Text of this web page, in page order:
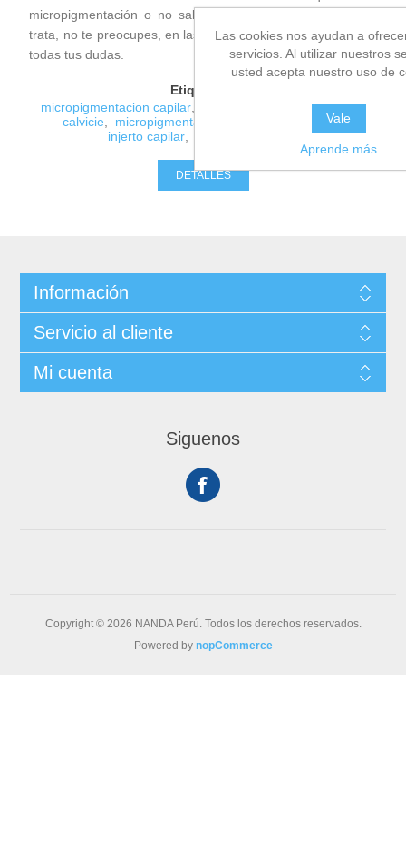
micropigmentación o no sabes a ciencia cierta de lo que
trata, no te preocupes, en las próximas líneas resolveremos
todas tus dudas.
Etiquetas:
micropigmentacion capilar
alopecia,
calvicie
micropigmentacion tricopigmentacion,
injerto capilar,
DETALLES
Información
Servicio al cliente
Mi cuenta
Siguenos
Copyright © 2026 NANDA Perú. Todos los derechos reservados.
Powered by nopCommerce
Las cookies nos ayudan a
servicios. Al utilizar nuestros
usted acepta nuestro uso de
Vale
Aprende más